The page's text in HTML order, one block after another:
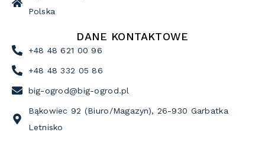
Polska
DANE KONTAKTOWE
+48 48 621 00 96
+48 48 332 05 86
big-ogrod@big-ogrod.pl
Bąkowiec 92 (Biuro/Magazyn), 26-930 Garbatka
Letnisko